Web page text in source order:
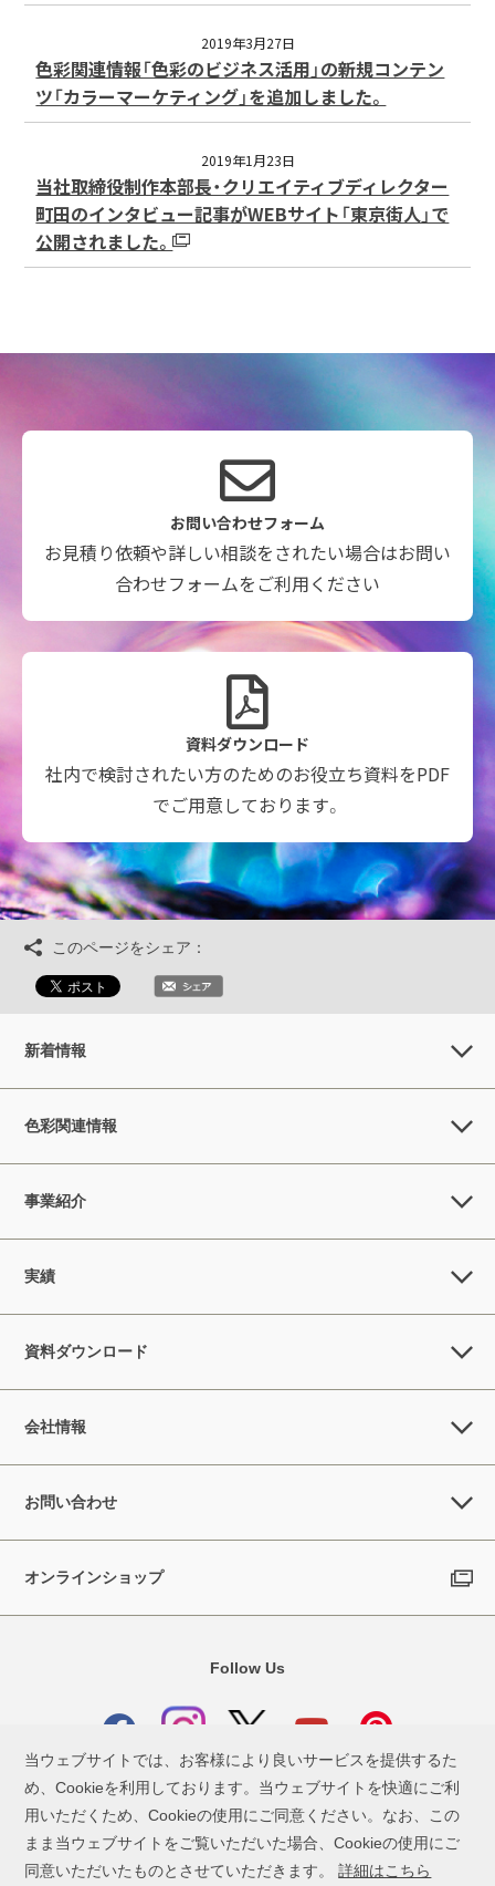
2019年3月27日
色彩関連情報「色彩のビジネス活用」の新規コンテン
ツ「カラーマーケティング」を追加しました。
2019年1月23日
当社取締役制作本部長・クリエイティブディレクター
町田のインタビュー記事がWEBサイト「東京街人」で
公開されました。
お問い合わせフォーム
お見積り依頼や詳しい相談をされたい場合はお問い
合わせフォームをご利用ください
資料ダウンロード
社内で検討されたい方のためのお役立ち資料をPDF
でご用意しております。
このページをシェア：
当ウェブサイトでは、お客様により良いサービスを提供するた
め、Cookieを利用しております。当ウェブサイトを快適にご利
用いただくため、Cookieの使用にご同意ください。なお、この
まま当ウェブサイトをご覧いただいた場合、Cookieの使用にご
同意いただいたものとさせていただきます。詳細はこちら
新着情報
色彩関連情報
事業紹介
実績
資料ダウンロード
会社情報
お問い合わせ
オンラインショップ
Follow Us
お問い合わせ ご利用条件 個人情報保護方針